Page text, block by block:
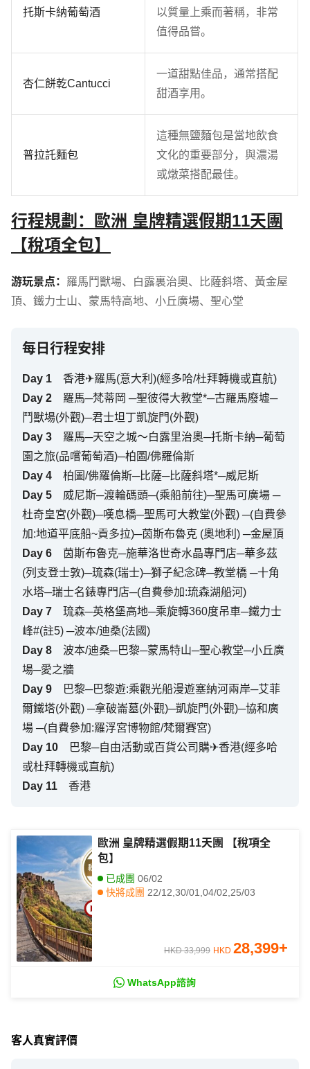
托斯卡納葡萄酒
以質量上乘而著稱，非常
值得品嘗。
杏仁餅乾Cantucci
一道甜點佳品，通常搭配
甜酒享用。
普拉託麵包
這種無鹽麵包是當地飲食
文化的重要部分，與濃湯
或燉菜搭配最佳。
行程規劃：歐洲 皇牌精選假期11天團
【稅項全包】
游玩景点： 羅馬鬥獸場、 白露裏治奧、 比薩斜塔、 黃金屋
頂、 鐵力士山、 蒙馬特高地、 小丘廣場、 聖心堂
每日行程安排
Day 1
香港✈羅馬(意大利)(經多哈/杜拜轉機或直航)
Day 2
羅馬─梵蒂岡 ─聖彼得大教堂*─古羅馬廢墟─
鬥獸場(外觀)─君士坦丁凱旋門(外觀)
Day 3
羅馬─天空之城～白露里治奧─托斯卡納─葡萄
園之旅(品嚐葡萄酒)─柏圖/佛羅倫斯
Day 4
柏圖/佛羅倫斯─比薩─比薩斜塔*─威尼斯
Day 5
威尼斯─渡輪碼頭─(乘船前往)─聖馬可廣場 ─
杜奇皇宮(外觀)─嘆息橋─聖馬可大教堂(外觀) ─(自費參
加:地道平底船~貢多拉)─茵斯布魯克 (奧地利) ─金屋頂
Day 6
茵斯布魯克─施華洛世奇水晶專門店─華多茲
(列支登士敦)─琉森(瑞士)─獅子紀念碑─教堂橋 ─十角
水塔─瑞士名錶專門店─(自費參加:琉森湖船河)
Day 7
琉森─英格堡高地─乘旋轉360度吊車─鐵力士
峰#(註5) ─波本/迪桑(法國)
Day 8
波本/迪桑─巴黎─蒙馬特山─聖心教堂─小丘廣
場─愛之牆
Day 9
巴黎─巴黎遊:乘觀光船漫遊塞納河兩岸─艾菲
爾鐵塔(外觀) ─拿破崙墓(外觀)─凱旋門(外觀)─協和廣
場 ─(自費參加:羅浮宮博物館/梵爾賽宮)
Day 10
巴黎─自由活動或百貨公司購✈香港(經多哈
或杜拜轉機或直航)
Day 11 香港
歐洲 皇牌精選假期11天團 【稅項全
包】
已成團 06/02
快將成團 22/12,30/01,04/02,25/03
HKD 33,999 HKD 28,399+
WhatsApp諮詢
客人真實評價